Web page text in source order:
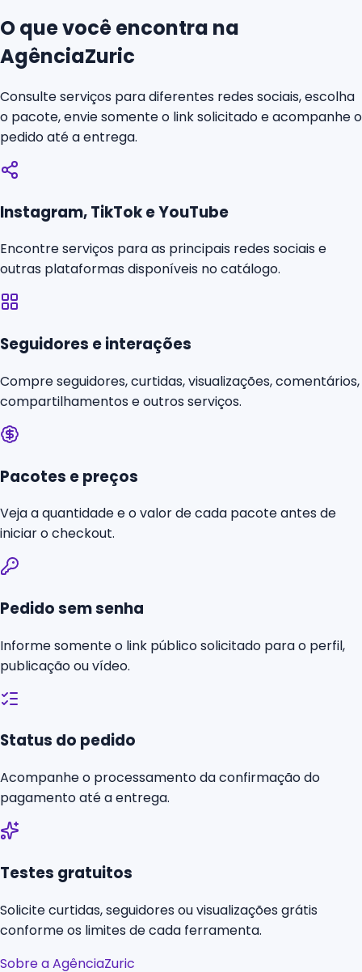
O que você encontra na
AgênciaZuric
Consulte serviços para diferentes redes sociais, escolha
o pacote, envie somente o link solicitado e acompanhe o
pedido até a entrega.
Instagram, TikTok e YouTube
Encontre serviços para as principais redes sociais e
outras plataformas disponíveis no catálogo.
Seguidores e interações
Compre seguidores, curtidas, visualizações, comentários,
compartilhamentos e outros serviços.
Pacotes e preços
Veja a quantidade e o valor de cada pacote antes de
iniciar o checkout.
Pedido sem senha
Informe somente o link público solicitado para o perfil,
publicação ou vídeo.
Status do pedido
Acompanhe o processamento da confirmação do
pagamento até a entrega.
Testes gratuitos
Solicite curtidas, seguidores ou visualizações grátis
conforme os limites de cada ferramenta.
Sobre a AgênciaZuric